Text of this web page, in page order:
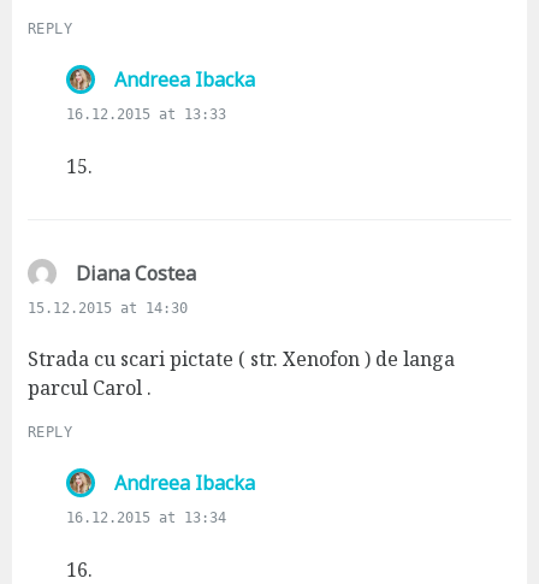
REPLY
Andreea Ibackas
16.12.2015 at 13:33
15.
Diana Costeas
s
15.12.2015 at 14:30
Strada cu scari pictate ( str. Xenofon ) de langa
parcul Carol .
REPLY
Andreea Ibackas
16.12.2015 at 13:34
16.